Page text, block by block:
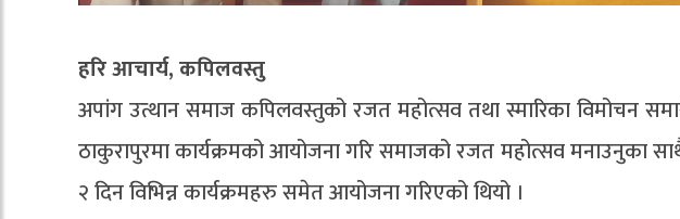
हरि आचार्य, कपिलवस्तु
अपांग उत्थान समाज कपिलवस्तुको रजत महोत्सव तथा स्मारिका विमोचन
ठाकुरापुरमा कार्यक्रमको आयोजना गरि समाजको रजत महोत्सव मनाउनुका
२ दिन विभिन्न कार्यक्रमहरु समेत आयोजना गरिएको थियो ।